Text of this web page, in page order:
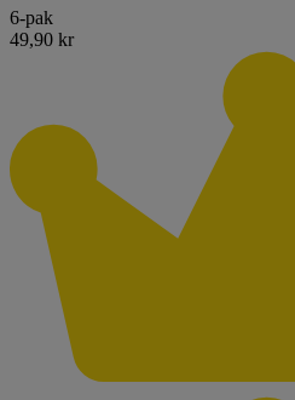
6-pak
49,90 kr